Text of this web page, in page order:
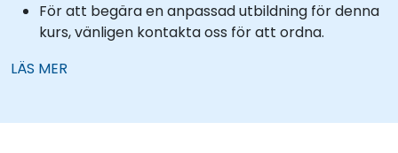
För att begära en anpassad utbildning för denna
kurs, vänligen kontakta oss för att ordna.
LÄS MER